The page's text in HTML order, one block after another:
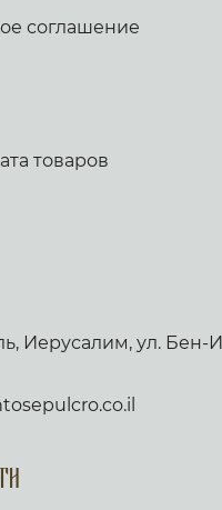
соглашение
товаров
Иерусалим, ул. Бен-